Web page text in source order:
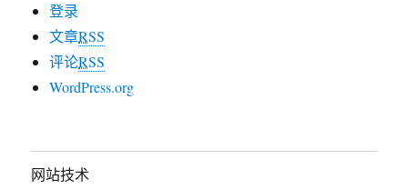
登录
文章RSS
评论RSS
WordPress.org
网站技术